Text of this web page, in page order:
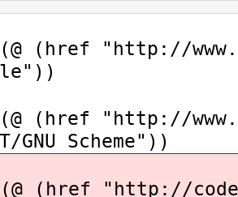
(href "http://
(href "http://
GNU Scheme"))
(href "http://